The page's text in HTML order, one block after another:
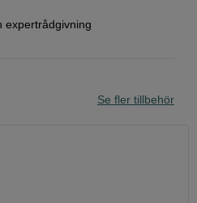
expertrådgivning
Se fler tillbehör